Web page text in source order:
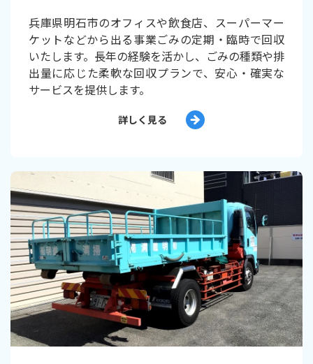
兵庫県明石市のオフィスや飲食店、スーパーマー
ケットなどから出る事業ごみの定期・臨時で回収
いたします。長年の経験を活かし、ごみの種類や排
出量に応じた柔軟な回収プランで、安心・確実な
サービスを提供します。
詳しく見る